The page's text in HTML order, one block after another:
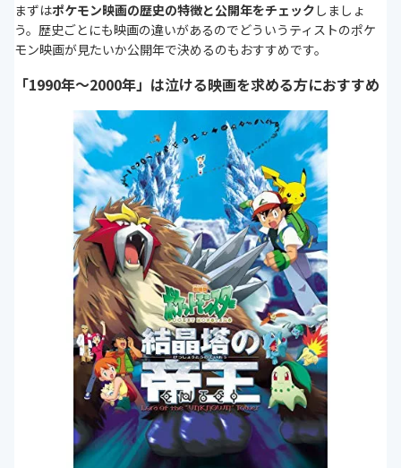
まずはポケモン映画の歴史の特徴と公開年をチェック しましょ
う。歴史ごとにも映画の違いがあるのでどういうティストのポケ
モン映画が見たいか公開年で決めるのもおすすめです。
「1990年〜2000年」は泣ける映画を求める方におすすめ